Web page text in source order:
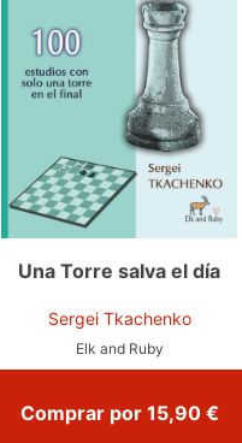
Una Torre salva el día
Sergei Tkachenko
Elk and Ruby
Comprar por 15,90 €